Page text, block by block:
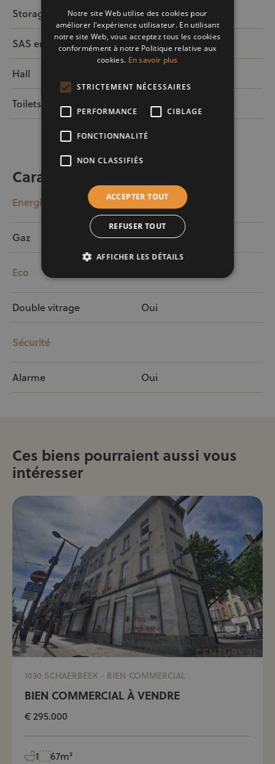
Storage Room 6,5m²
SAS entrée 2m²
Hall
Toilets 8,5m²
Caractéristiques
Energie
Gaz Oui
Eco
Double vitrage Oui
Sécurité
Alarme Oui
Ces biens pourraient aussi vous
intéresser
1030 SCHAERBEEK - BIEN COMMERCIAL
BIEN COMMERCIAL À VENDRE
€ 295.000
1 67m²
Notre site Web utilise des cookies pour
améliorer l'expérience utilisateur. En utilisant
notre site Web, vous acceptez tous les cookies
conformément à notre Politique relative aux
cookies. En savoir plus
STRICTEMENT NÉCESSAIRES
PERFORMANCE CIBLAGE
FONCTIONNALITÉ
NON CLASSIFIÉS
ACCEPTER TOUT
REFUSER TOUT
AFFICHER LES DÉTAILS